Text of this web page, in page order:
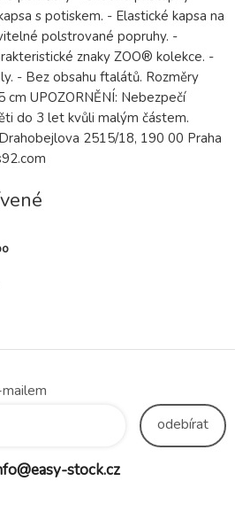
s potiskem. - Elastické kapsa na
polstrované popruhy. -
znaky ZOO® kolekce. -
- Bez obsahu ftalátů. Rozměry
UPOZORNĚNÍ: Nebezpečí
do 3 let kvůli malým částem.
2515/18, 190 00 Praha
odebírat
stock.cz